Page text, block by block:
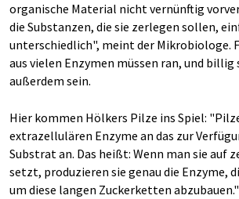
organische Material nicht vernünftig
die Substanzen, die sie zerlegen sollen,
unterschiedlich", meint der Mikrobiologe.
aus vielen Enzymen müssen ran, und billig
außerdem sein.
Hier kommen Hölkers Pilze ins Spiel:
extrazellulären Enzyme an das zur
Substrat an. Das heißt: Wenn man sie auf
setzt, produzieren sie genau die Enzyme,
um diese langen Zuckerketten